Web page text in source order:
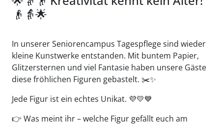
👴👵🌟
In unserer Seniorencampus Tagespflege sind wieder
kleine Kunstwerke entstanden. Mit buntem Papier,
Glitzersternen und viel Fantasie haben unsere Gäste
diese fröhlichen Figuren gebastelt. ✂️✨
Jede Figur ist ein echtes Unikat. 💜💛💙
👉 Was meint ihr – welche Figur gefällt euch am